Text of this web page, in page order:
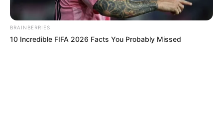
BRAINBERRIES
10 Incredible FIFA 2026 Facts You Probably Missed